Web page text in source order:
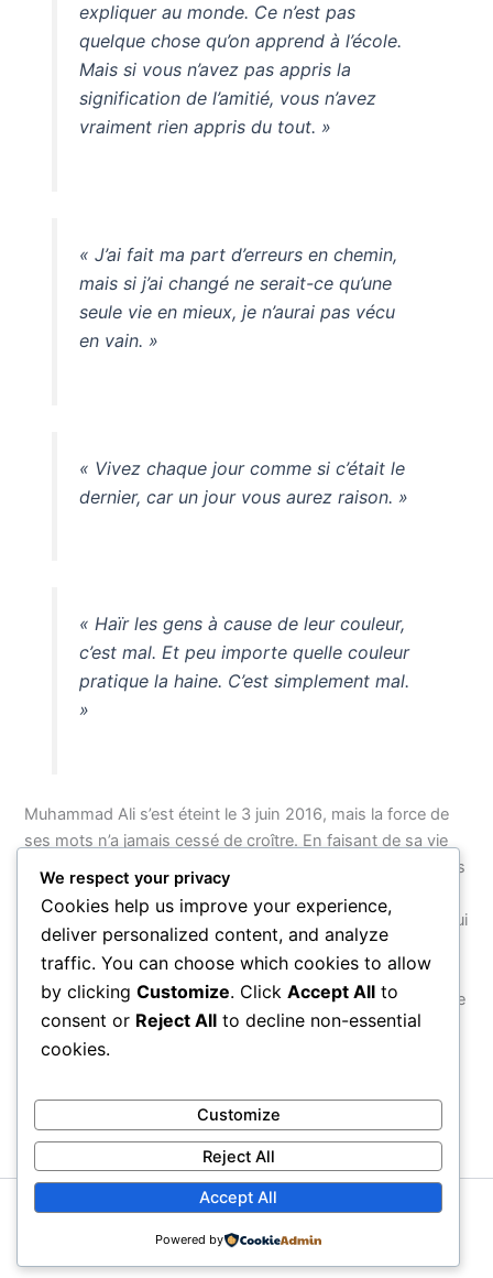
expliquer au monde. Ce n’est pas
quelque chose qu’on apprend à l’école.
Mais si vous n’avez pas appris la
signification de l’amitié, vous n’avez
vraiment rien appris du tout. »
« J’ai fait ma part d’erreurs en chemin,
mais si j’ai changé ne serait-ce qu’une
seule vie en mieux, je n’aurai pas vécu
en vain. »
« Vivez chaque jour comme si c’était le
dernier, car un jour vous aurez raison. »
« Haïr les gens à cause de leur couleur,
c’est mal. Et peu importe quelle couleur
pratique la haine. C’est simplement mal.
»
Muhammad Ali s’est éteint le 3 juin 2016, mais la force de
ses mots n’a jamais cessé de croître. En faisant de sa vie
entière — de son nom à ses combats, de sa foi à son refus
d’obéir à une guerre injuste — un acte de résistance
cohérent, il a montré que le véritable courage n’est pas celui
que l’on exerce dans une arène, mais celui que l’on
manifeste face au monde. Ses citations survivront parce
qu’elles ne parlent pas d’un homme : elles parlent de ce que
chaque être humain peut choisir d’être.
PRÉCÉDENT SUIVANT
Copyright © 2026 Proverbial
We respect your privacy
Cookies help us improve your experience,
deliver personalized content, and analyze
traffic. You can choose which cookies to allow
by clicking Customize. Click Accept All to
consent or Reject All to decline non-essential
cookies.
Customize
Reject All
Accept All
Powered by